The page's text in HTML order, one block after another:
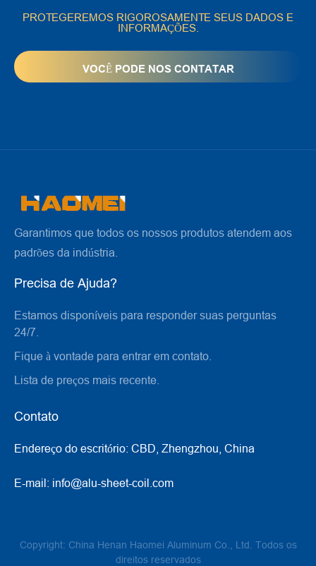
PROTEGEREMOS RIGOROSAMENTE SEUS DADOS E
INFORMAÇÕES.
Garantimos que todos os nossos produtos atendem aos
padrões da indústria.
Precisa de Ajuda?
Estamos disponíveis para responder suas perguntas
24/7.
Fique à vontade para entrar em contato.
Lista de preços mais recente.
Contato
Endereço do escritório: CBD, Zhengzhou, China
E-mail: info@alu-sheet-coil.com
Copyright: China Henan Haomei Aluminum Co., Ltd. Todos os
direitos reservados